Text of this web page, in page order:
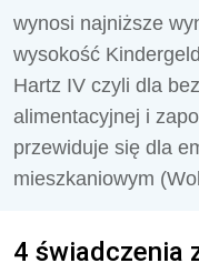
wynosi najniższe
wysokość
Hartz IV czyli dla
alimentacyjnej i
przewiduje się dla
mieszkaniowym
4 świadczenia